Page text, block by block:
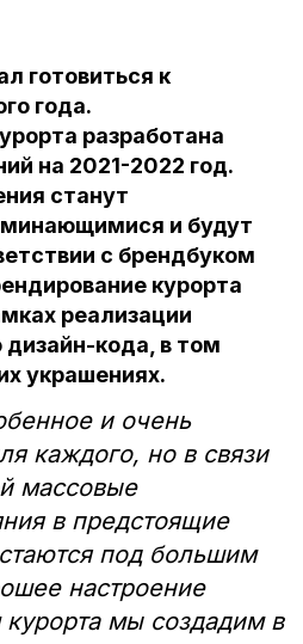
готовиться к
года.
разработана
на 2021-2022 год.
станут
и будут
с брендбуком
курорта
реализации
дизайн-кода, в том
украшениях.
и очень
каждого, но в связи
массовые
в предстоящие
под большим
настроение
мы создадим в